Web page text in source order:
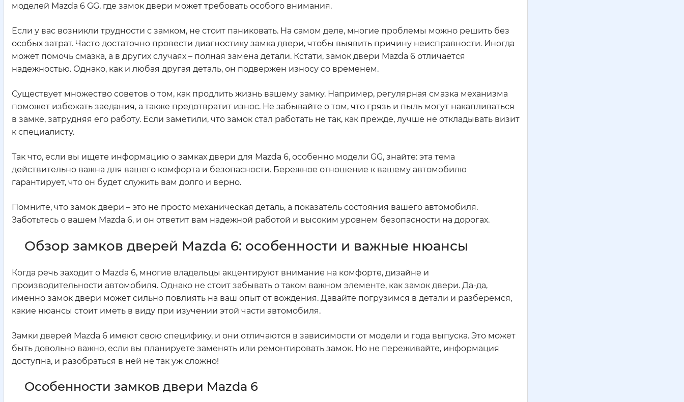
моделей Mazda 6 GG, где замок двери может требовать особого внимания.
Если у вас возникли трудности с замком, не стоит паниковать. На самом деле, многие проблемы можно решить без
особых затрат. Часто достаточно провести диагностику замка двери, чтобы выявить причину неисправности. Иногда
может помочь смазка, а в других случаях – полная замена детали. Кстати, замок двери Mazda 6 отличается
надежностью. Однако, как и любая другая деталь, он подвержен износу со временем.
Существует множество советов о том, как продлить жизнь вашему замку. Например, регулярная смазка механизма
поможет избежать заедания, а также предотвратит износ. Не забывайте о том, что грязь и пыль могут накапливаться
в замке, затрудняя его работу. Если заметили, что замок стал работать не так, как прежде, лучше не откладывать визит
к специалисту.
Так что, если вы ищете информацию о замках двери для Mazda 6, особенно модели GG, знайте: эта тема
действительно важна для вашего комфорта и безопасности. Бережное отношение к вашему автомобилю
гарантирует, что он будет служить вам долго и верно.
Помните, что замок двери – это не просто механическая деталь, а показатель состояния вашего автомобиля.
Заботьтесь о вашем Mazda 6, и он ответит вам надежной работой и высоким уровнем безопасности на дорогах.
Обзор замков дверей Mazda 6: особенности и важные нюансы
Когда речь заходит о Mazda 6, многие владельцы акцентируют внимание на комфорте, дизайне и
производительности автомобиля. Однако не стоит забывать о таком важном элементе, как замок двери. Да-да,
именно замок двери может сильно повлиять на ваш опыт от вождения. Давайте погрузимся в детали и разберемся,
какие нюансы стоит иметь в виду при изучении этой части автомобиля.
Замки дверей Mazda 6 имеют свою специфику, и они отличаются в зависимости от модели и года выпуска. Это может
быть довольно важно, если вы планируете заменять или ремонтировать замок. Но не переживайте, информация
доступна, и разобраться в ней не так уж сложно!
Особенности замков двери Mazda 6